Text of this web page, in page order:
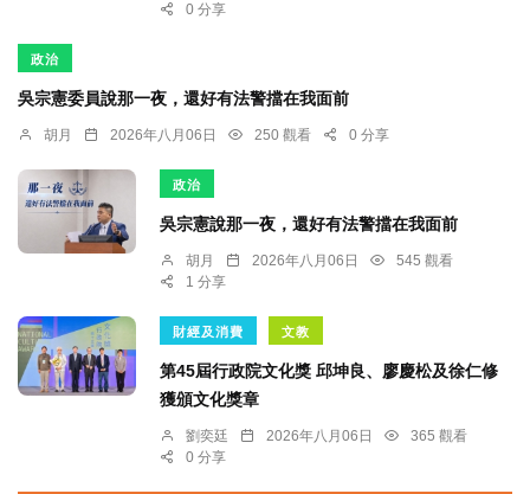
0 分享
政治
吳宗憲委員說那一夜，還好有法警擋在我面前
胡月 2026年八月06日 250 觀看 0 分享
政治
吳宗憲說那一夜，還好有法警擋在我面前
胡月 2026年八月06日
545 觀看
1 分享
財經及消費 文教
第45屆行政院文化獎 邱坤良、廖慶松及徐仁修
獲頒文化獎章
劉奕廷 2026年八月06日
365 觀看
0 分享